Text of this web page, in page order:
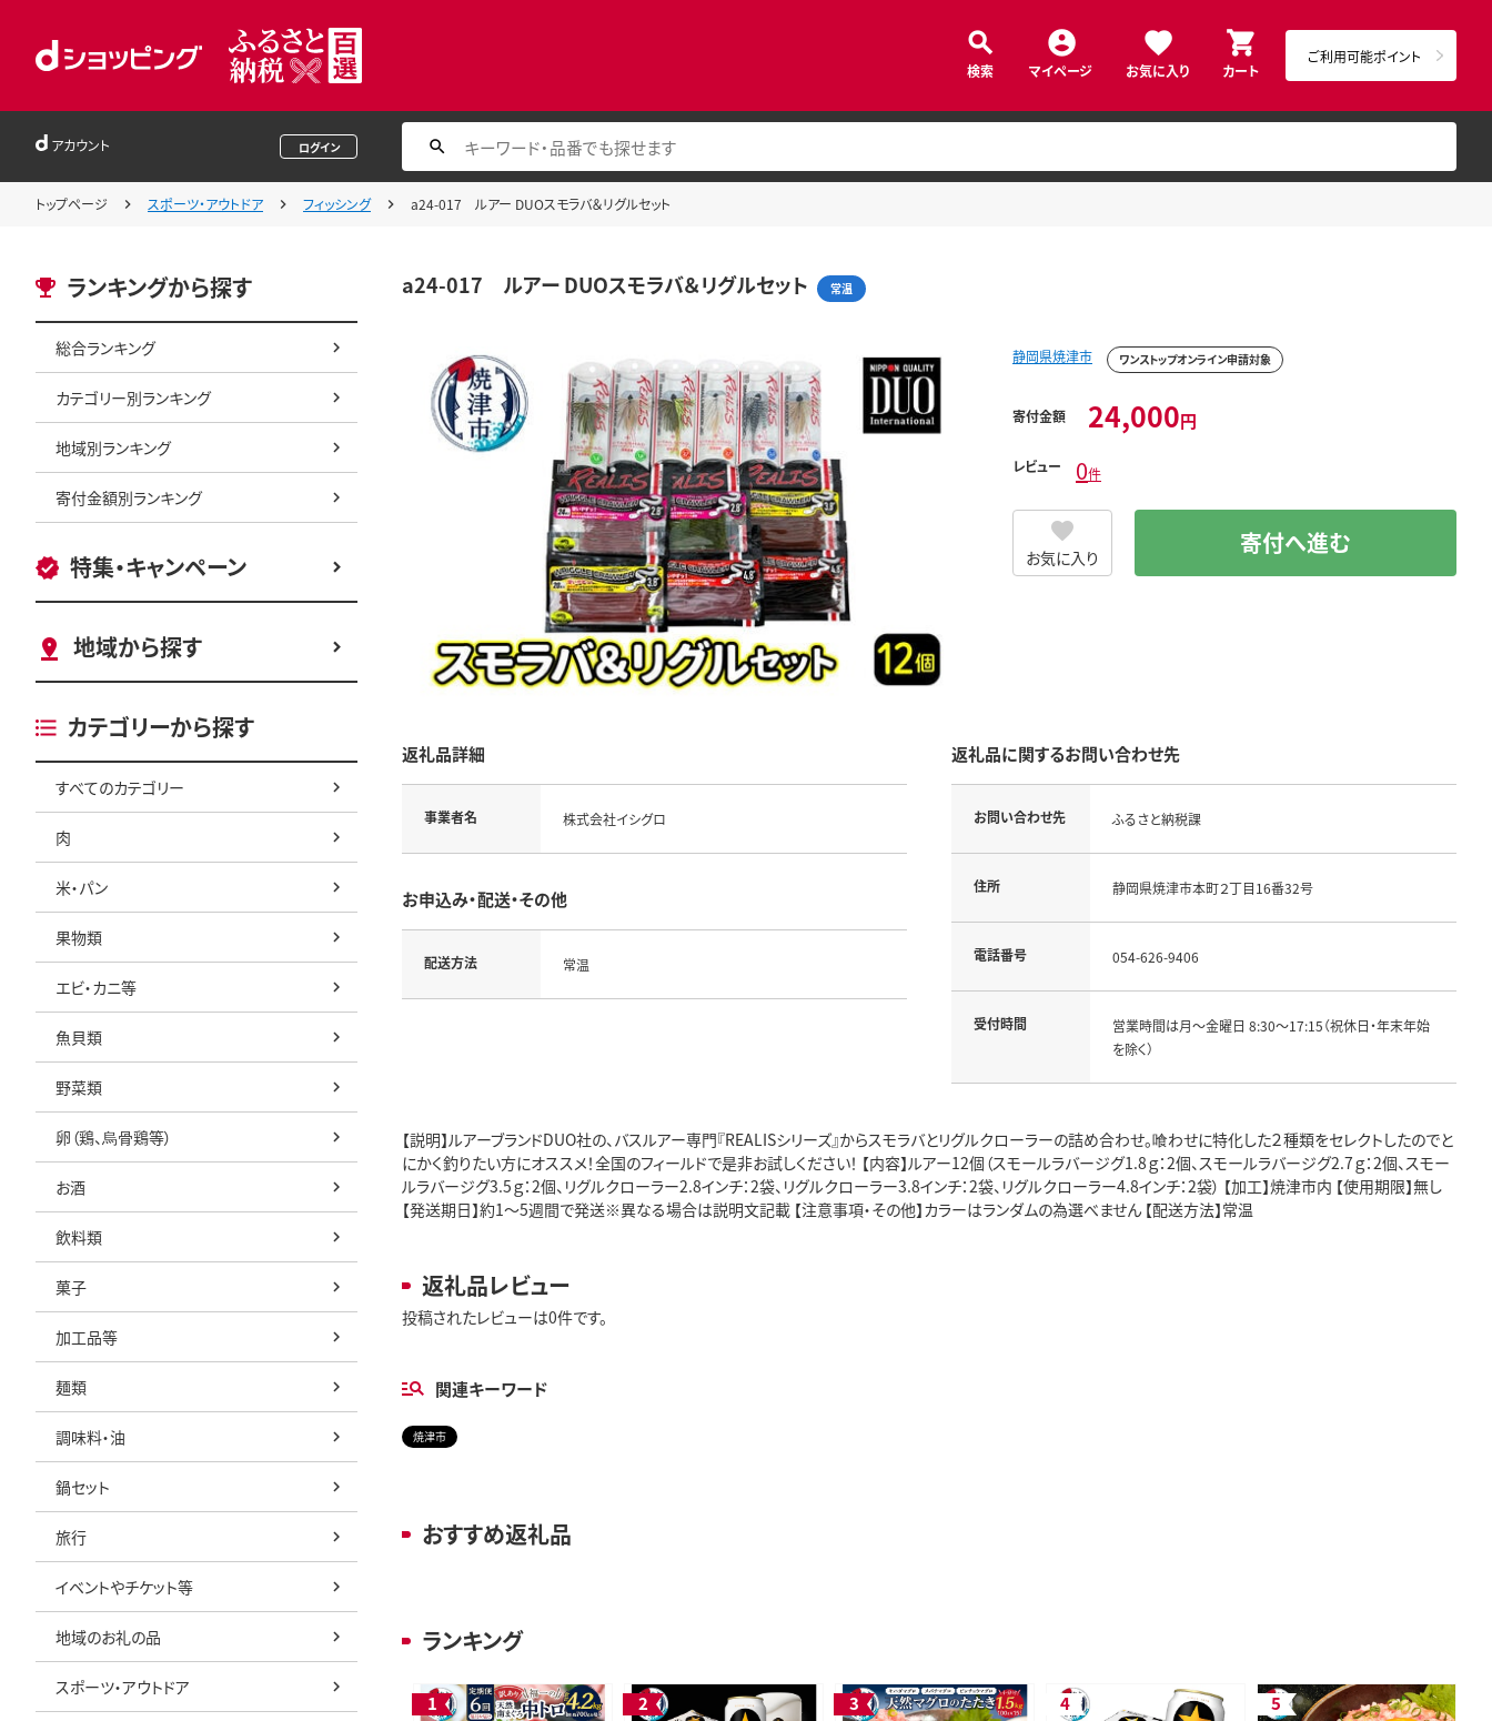
検索 マイページ お気に入り カート
ご利用可能ポイント
アカウント ログイン
トップページ スポーツ・アウトドア フィッシング a24-017 ルアー DUOスモラバ＆リグルセット
ランキングから探す
総合ランキング
カテゴリー別ランキング
地域別ランキング
寄付金額別ランキング
特集・キャンペーン
地域から探す
カテゴリーから探す
すべてのカテゴリー
肉
米・パン
果物類
エビ・カニ等
魚貝類
野菜類
卵（鶏、烏骨鶏等）
お酒
飲料類
菓子
加工品等
麺類
調味料・油
鍋セット
旅行
イベントやチケット等
地域のお礼の品
スポーツ・アウトドア
a24-017 ルアー DUOスモラバ＆リグルセット 常温
静岡県焼津市 ワンストップオンライン申請対象
寄付金額 24,000円
レビュー 0件
お気に入り 寄付へ進む
返礼品詳細
事業者名 株式会社イシグロ
お申込み・配送・その他
配送方法 常温
返礼品に関するお問い合わせ先
お問い合わせ先 ふるさと納税課
住所 静岡県焼津市本町２丁目16番32号
電話番号 054-626-9406
受付時間
営業時間は月～金曜日 8:30～17:15（祝休日・年末年始
を除く）
【説明】ルアーブランドDUO社の、バスルアー専門『REALISシリーズ』からスモラバとリグルクローラーの詰め合わせ。喰わせに特化した２種類をセレクトしたのでと
にかく釣りたい方にオススメ！全国のフィールドで是非お試しください！ 【内容】ルアー12個（スモールラバージグ1.8ｇ：2個、スモールラバージグ2.7ｇ：2個、スモー
ルラバージグ3.5ｇ：2個、リグルクローラー2.8インチ：2袋、リグルクローラー3.8インチ：2袋、リグルクローラー4.8インチ：2袋） 【加工】焼津市内 【使用期限】無し
【発送期日】約1～5週間で発送※異なる場合は説明文記載 【注意事項・その他】カラーはランダムの為選べません 【配送方法】常温
返礼品レビュー
投稿されたレビューは0件です。
関連キーワード
焼津市
おすすめ返礼品
ランキング